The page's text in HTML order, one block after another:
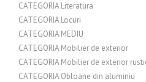
CATEGORIA Literatura
CATEGORIA Locuri
CATEGORIA MEDIU
CATEGORIA Mobilier de exterior
CATEGORIA Mobilier de exterior
CATEGORIA Obloane din aluminiu